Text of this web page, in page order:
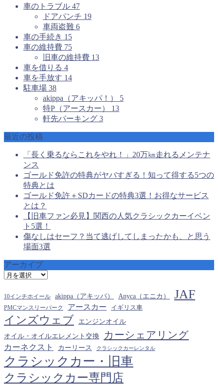
車のトラブル 47
ドアパンチ 19
車両盗難 6
車の手続き 15
車の維持費 75
旧車の維持費 13
車を借りる 4
車を手放す 14
駐車場 38
akippa（アキッパ！） 5
特P（アースカー） 13
軒先パーキング 3
最近の投稿
「長く乗るならこれをやれ！」20万㎞走れるメンテナ
ンス
ゴールド免許の特典がヤバすぎる！知って得する5つの
特典とは
ゴールド免許＋SDカードの特典3選！お得なサービス
とは？
【旧車ファン必見】関西の人気クラシックカーイベン
ト5選！
傷なしはセーフ？当て逃げしてしまったかも、と思う
場面3選
アーカイブ
ア
カ
イ
ブ
10インチホイール akippa（アキッパ） Anyca（エニカ） JAF
PMCマンスリーパーク アースカー イギリス車
インズウェブ エンジンオイル
オイル・オイルエレメント交換 カーシェアリング
カーネクスト カーリース クラシックカーレンタル
クラシックカー・旧車
クラシックカー専門店